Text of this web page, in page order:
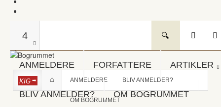
4
ANMELDERE FORFATTERE ARTIKLER
BLIV ANMELDER? OM BOGRUMMET
KIG ANMELDERE BLIV ANMELDER?
OM BOGRUMMET